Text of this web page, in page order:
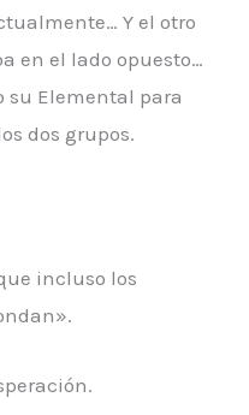
Y el otro
en el lado opuesto…
su Elemental para
dos grupos.
incluso los